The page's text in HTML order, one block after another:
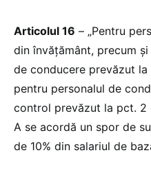
Articolul 16 – „Pentru
din învățământ, precum
de conducere prevăzut
pentru personalul de
control prevăzut la pct. 2
A se acordă un spor de
de 10% din salariul de